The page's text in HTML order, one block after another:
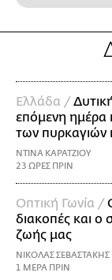
Ελλάδα /
επόμενη ημέρα
των πυρκαγιών
ΝΤΙΝΑ ΚΑΡΑΤΖΙΟΥ
23 ΩΡΕΣ ΠΡΙΝ
Οπτική Γωνία /
διακοπές και ο
ζωής μας
ΝΙΚΟΛΑΣ ΣΕΒΑΣΤΑΚΗΣ
1 ΜΕΡΑ ΠΡΙΝ